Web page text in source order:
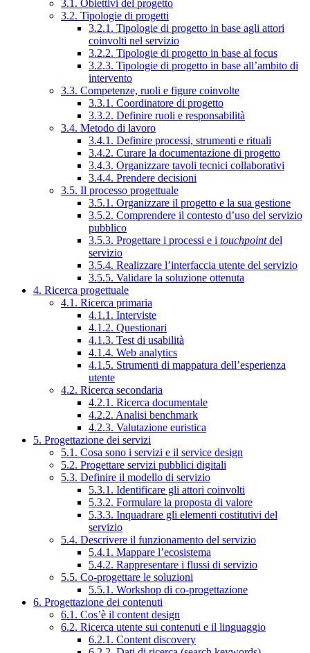
3.1. Obiettivi del progetto
3.2. Tipologie di progetti
3.2.1. Tipologie di progetto in base agli attori
coinvolti nel servizio
3.2.2. Tipologie di progetto in base al focus
3.2.3. Tipologie di progetto in base all’ambito di
intervento
3.3. Competenze, ruoli e figure coinvolte
3.3.1. Coordinatore di progetto
3.3.2. Definire ruoli e responsabilità
3.4. Metodo di lavoro
3.4.1. Definire processi, strumenti e rituali
3.4.2. Curare la documentazione di progetto
3.4.3. Organizzare tavoli tecnici collaborativi
3.4.4. Prendere decisioni
3.5. Il processo progettuale
3.5.1. Organizzare il progetto e la sua gestione
3.5.2. Comprendere il contesto d’uso del servizio
pubblico
3.5.3. Progettare i processi e i touchpointdel
servizio
3.5.4. Realizzare l’interfaccia utente del servizio
3.5.5. Validare la soluzione ottenuta
4. Ricerca progettuale
4.1. Ricerca primaria
4.1.1. Interviste
4.1.2. Questionari
4.1.3. Test di usabilità
4.1.4. Web analytics
4.1.5. Strumenti di mappatura dell’esperienza
utente
4.2. Ricerca secondaria
4.2.1. Ricerca documentale
4.2.2. Analisi benchmark
4.2.3. Valutazione euristica
5. Progettazione dei servizi
5.1. Cosa sono i servizi e il service design
5.2. Progettare servizi pubblici digitali
5.3. Definire il modello di servizio
5.3.1. Identificare gli attori coinvolti
5.3.2. Formulare la proposta di valore
5.3.3. Inquadrare gli elementi costitutivi del
servizio
5.4. Descrivere il funzionamento del servizio
5.4.1. Mappare l’ecosistema
5.4.2. Rappresentare i flussi di servizio
5.5. Co-progettare le soluzioni
5.5.1. Workshop di co-progettazione
6. Progettazione dei contenuti
6.1. Cos’è il content design
6.2. Ricerca utente sui contenuti e il linguaggio
6.2.1. Content discovery